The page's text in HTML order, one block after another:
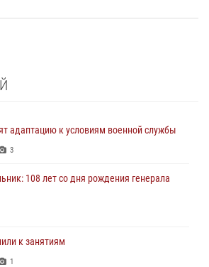
адаптацию к условиям военной службы
3
108 лет со дня рождения генерала
к занятиям
1